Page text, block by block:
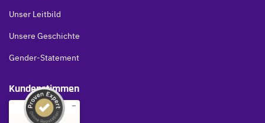
Unser Leitbild
Unsere Geschichte
Gender-Statement
Kundenstimmen